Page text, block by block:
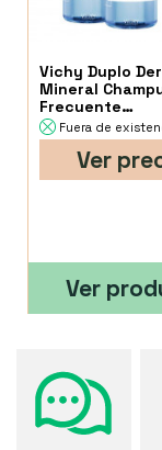
Vichy Duplo
Mineral
Frecuente
400Ml+400Ml
Fuera de
Ver
Ver